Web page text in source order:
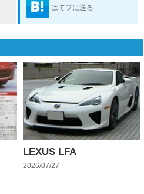
はてブに送る
LEXUS LFA
2026/07/27